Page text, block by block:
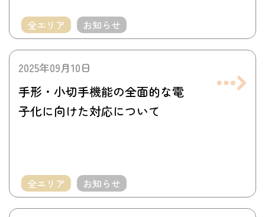
全エリア お知らせ
2025年09月10日
全エリア お知らせ
手形・小切手機能の全面的な電
子化に向けた対応について